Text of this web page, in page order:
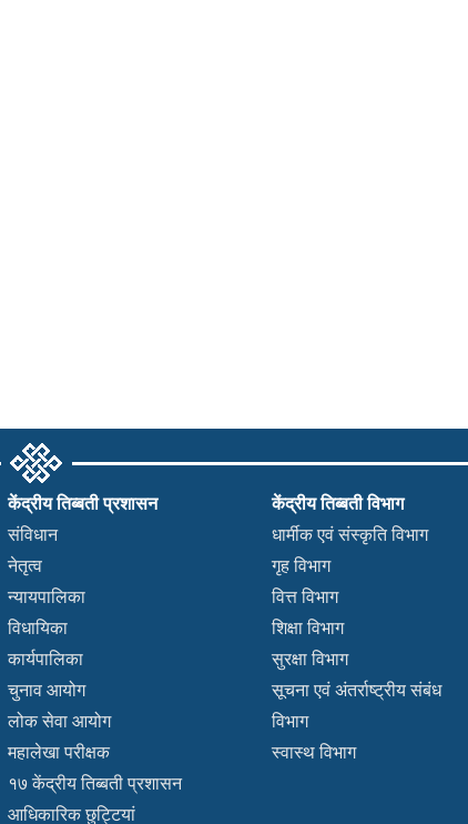
केंद्रीय तिब्बती प्रशासन
संविधान
नेतृत्व
न्यायपालिका
विधायिका
कार्यपालिका
चुनाव आयोग
लोक सेवा आयोग
महालेखा परीक्षक
१७ केंद्रीय तिब्बती प्रशासन
आधिकारिक छुट्टियां
केंद्रीय तिब्बती विभाग
धार्मीक एवं संस्कृति विभाग
गृह विभाग
वित्त विभाग
शिक्षा विभाग
सुरक्षा विभाग
सूचना एवं अंतर्राष्ट्रीय संबंध
विभाग
स्वास्थ विभाग